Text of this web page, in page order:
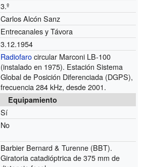
3.º
Carlos Alcón Sanz
Entrecanales y Távora
3.12.1954
Radiofarocircular Marconi LB-100
(instalado en 1975). Estación Sistema
Global de Posición Diferenciada (DGPS),
frecuencia 284 kHz, desde 2001.
Equipamiento
Sí
No
Barbier Bernard & Turenne (BBT).
Giratoria catadióptrica de 375 mm de